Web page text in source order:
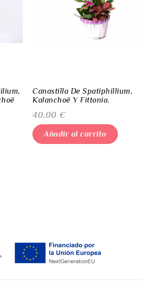
Canastilla De Spatiphillium,
Kalanchoë Y Fittonia.
Precio
40,00 €
Añadir al carrito